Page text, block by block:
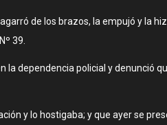
de los brazos, la empujó y la
39.
la dependencia policial y
y lo hostigaba; y que ayer se